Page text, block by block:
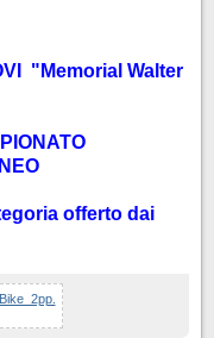
"Memorial Walter
offerto dai